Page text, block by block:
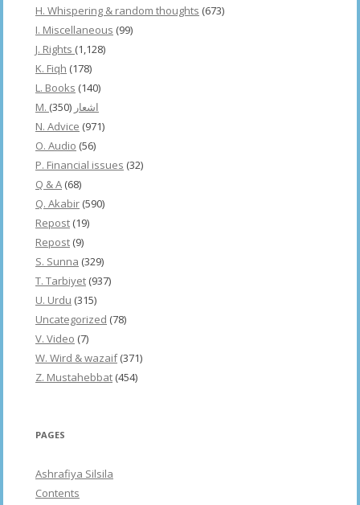
H. Whispering & random thoughts (673)
I. Miscellaneous (99)
J. Rights (1,128)
K. Fiqh (178)
L. Books (140)
M. اشعار (350)
N. Advice (971)
O. Audio (56)
P. Financial issues (32)
Q & A (68)
Q. Akabir (590)
Repost (19)
Repost (9)
S. Sunna (329)
T. Tarbiyet (937)
U. Urdu (315)
Uncategorized (78)
V. Video (7)
W. Wird & wazaif(371)
Z. Mustahebbat (454)
PAGES
Ashrafiya Silsila
Contents